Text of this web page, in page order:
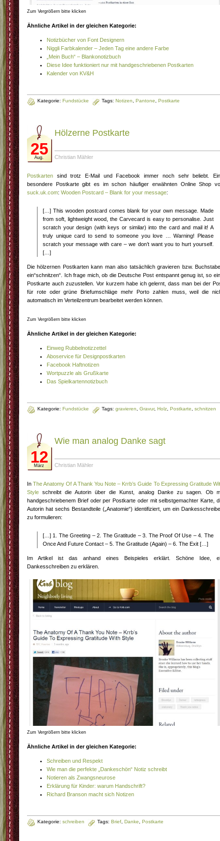
Zum Vergrößern bitte klicken
Ähnliche Artikel in der gleichen Kategorie:
Notizbücher von Font Designern
Niggli Farbkalender – Jeden Tag eine andere Farbe
„Mein Buch“ – Blankonotizbuch
Diese Idee funktioniert nur mit handgeschriebenen Postkarten
Kalender von KV&H
Kategorie: Fundstücke Tags: Notizen Pantone Postkarte
25
Aug.
Hölzerne Postkarte
Christian Mähler
Postkarten sind trotz E-Mail und Facebook immer noch sehr beliebt.
besondere Postkarte gibt es im schon häufiger erwähnten Online Shop
suck.uk.com: Wooden Postcard – Blank for your message:
[…] This wooden postcard comes blank for your own message. Made
from soft, lightweight wood, the Carvecard is easy to personalise. Just
scratch your design (with keys or similar) into the card and mail it! A
truly unique card to send to someone you love … Warning! Please
scratch your message with care – we don’t want you to hurt yourself.
[…]
Die hölzernen Postkarten kann man also tatsächlich gravieren bzw.
ein“schnitzen“. Ich frage mich, ob die Deutsche Post entspannt genug ist, so
Postkarte auch zuzustellen. Vor kurzem habe ich gelernt, dass man bei der
für rote oder grüne Briefumschläge mehr Porto zahlen muss, weil die
automatisch im Verteilzentrum bearbeitet werden können.
Zum Vergrößern bitte klicken
Ähnliche Artikel in der gleichen Kategorie:
Einweg Rubbelnotizzettel
Aboservice für Designpostkarten
Facebook Haftnotizen
Wortpuzzle als Grußkarte
Das Spielkartennotizbuch
Kategorie: Fundstücke Tags: gravieren Gravur, Holz Postkarte schnitzen
12
März
Wie man analog Danke sagt
Christian Mähler
InThe Anatomy Of A Thank You Note – Krrb’s Guide To Expressing Gratitude
Style schreibt die Autorin über die Kunst, analog Danke zu sagen. Ob
handgeschriebenem Brief oder per Postkarte oder mit selbstgemachter Karte,
Autorin hat sechs Bestandteile („Anatomie“) identifiziert, um ein
zu formulieren:
[…] 1. The Greeting – 2. The Gratitude – 3. The Proof Of Use – 4. The
Once And Future Contact – 5. The Gratitude (Again) – 6. The Exit […]
Im Artikel ist das anhand eines Beispieles erklärt. Schöne Idee,
Dankesschreiben zu erklären.
Zum Vergrößern bitte klicken
Ähnliche Artikel in der gleichen Kategorie:
Schreiben und Respekt
Wie man die perfekte „Dankeschön“ Notiz schreibt
Notieren als Zwangsneurose
Erklärung für Kinder: warum Handschrift?
Richard Branson macht sich Notizen
Kategorie: schreiben Tags: Brief Danke Postkarte